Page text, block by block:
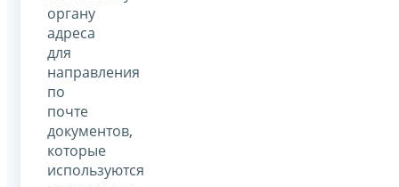
органу
адреса
для
направления
по
почте
документов,
которые
используются